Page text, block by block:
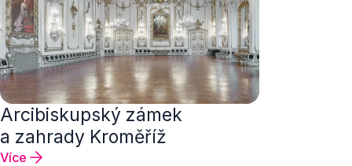
Arcibiskupský zámek
a zahrady Kroměříž
Více